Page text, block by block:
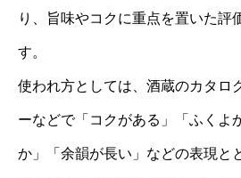
り、旨味やコクに重点を置いた評
す。
使われ方としては、酒蔵のカタロ
ーなどで「コクがある」「ふくよ
か」「余韻が長い」などの表現と